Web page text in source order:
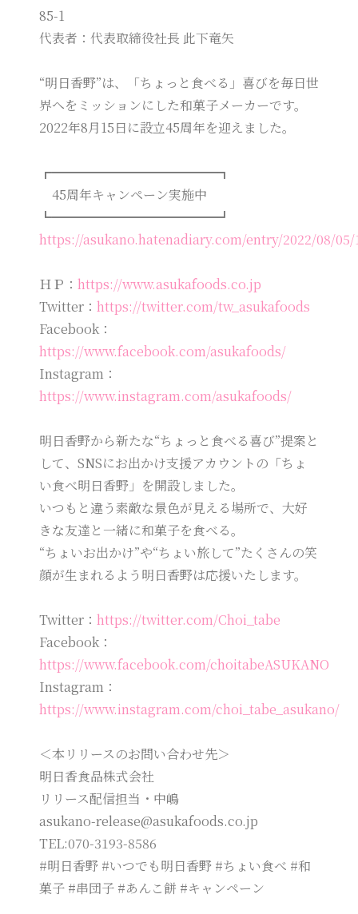
85-1
代表者：代表取締役社長 此下竜矢
“明日香野”は、「ちょっと食べる」喜びを毎日世
界へをミッションにした和菓子メーカーです。
2022年8月15日に設立45周年を迎えました。
┏━━━━━━━━━━━━━┓
45周年キャンペーン実施中
┗━━━━━━━━━━━━━┛
https://asukano.hatenadiary.com/entry/2022/08/05/
ＨＰ： https://www.asukafoods.co.jp
Twitter： https://twitter.com/tw_asukafoods
Facebook：
https://www.facebook.com/asukafoods/
Instagram：
https://www.instagram.com/asukafoods/
明日香野から新たな“ちょっと食べる喜び”提案と
して、SNSにお出かけ支援アカウントの「ちょ
い食べ明日香野」を開設しました。
いつもと違う素敵な景色が見える場所で、大好
きな友達と一緒に和菓子を食べる。
“ちょいお出かけ”や“ちょい旅して”たくさんの笑
顔が生まれるよう明日香野は応援いたします。
Twitter： https://twitter.com/Choi_tabe
Facebook：
https://www.facebook.com/choitabeASUKANO
Instagram：
https://www.instagram.com/choi_tabe_asukano/
＜本リリースのお問い合わせ先＞
明日香食品株式会社
リリース配信担当・中嶋
asukano-release@asukafoods.co.jp
TEL:070-3193-8586
#明日香野 #いつでも明日香野 #ちょい食べ #和
菓子 #串団子 #あんこ餅 #キャンペーン